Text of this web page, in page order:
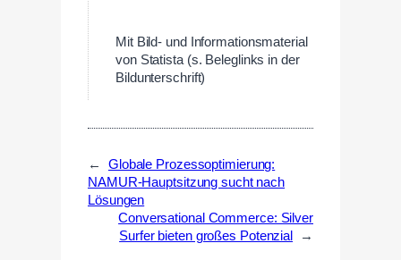
Mit Bild- und Informationsmaterial
von Statista (s. Beleglinks in der
Bildunterschrift)
←
Globale Prozessoptimierung:
NAMUR-Hauptsitzung sucht nach
Lösungen
Conversational Commerce: Silver
Surfer bieten großes Potenzial
→